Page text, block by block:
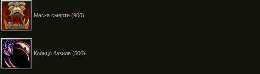
Маска смерти (900)
Кольцо базиля (500)